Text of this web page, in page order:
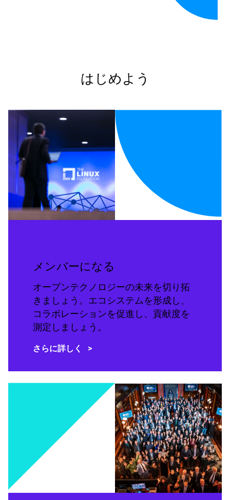
はじめよう
メンバーになる
オープンテクノロジーの未来を切り拓
きましょう。エコシステムを形成し、
コラボレーションを促進し、貢献度を
測定しましょう。
さらに詳しく